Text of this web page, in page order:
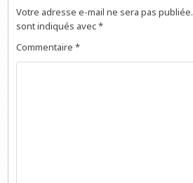
Votre adresse e-mail ne sera pas publiée.
sont indiqués avec*
Commentaire*